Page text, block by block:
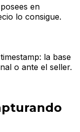
en
lo consigue.
la base
o ante el seller.